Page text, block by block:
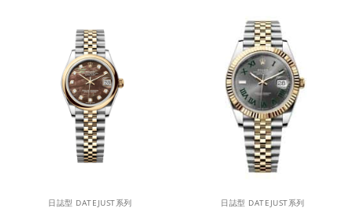
日誌型 DATEJUST系列 日誌型 DATEJUST系列